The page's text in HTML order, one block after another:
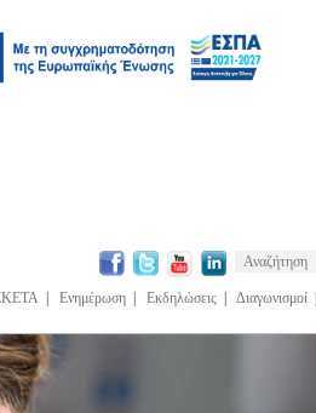
Ενημέρωση Εκδηλώσεις Διαγωνισμοί